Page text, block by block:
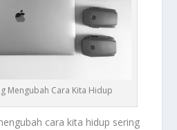
Mengubah Cara Kita Hidup
cara kita hidup sering